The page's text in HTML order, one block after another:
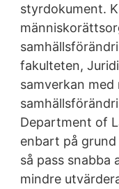
styrdokument.
fakulteten,
samverkan
Department of
enbart på
så pass snabba
mindre